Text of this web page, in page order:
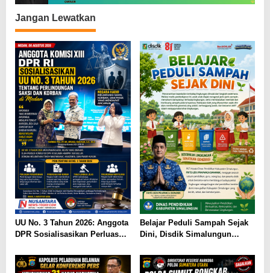
Jangan Lewatkan
UU No. 3 Tahun 2026: Anggota
DPR Sosialisasikan Perluasan
Korban di Medan
Belajar Peduli Sampah Sejak
Dini, Disdik Simalungun
Berwawasan Lingkungan